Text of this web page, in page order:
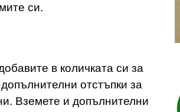
си.
в количката си за
отстъпки за
Вземете и допълнителни